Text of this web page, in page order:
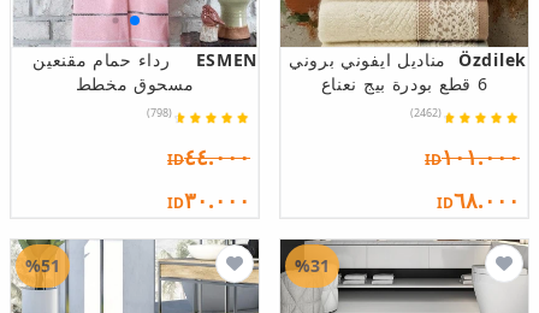
Özdilek
مناديل ايفوني بروني
6 قطع بودرة بيج نعناع
(2462)
ID١٠١.٠٠٠
ID٦٨.٠٠٠
ESMEN
رداء حمام مقنعين
مسحوق مخطط
(798)
ID٤٤.٠٠٠
ID٣٠.٠٠٠
%31
%51